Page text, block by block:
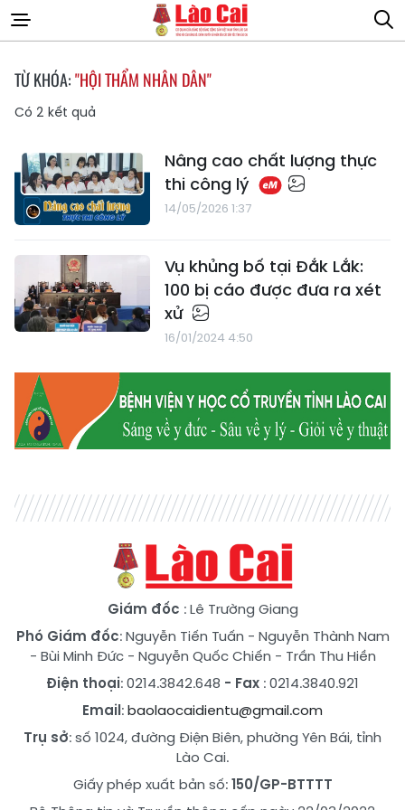
TỪ KHÓA:"HỘI THẨM NHÂN DÂN"
Có 2 kết quả
Nâng cao chất lượng thực
thi công lý
14/05/2026 1:37
Vụ khủng bố tại Đắk Lắk:
100 bị cáo được đưa ra xét
xử
16/01/2024 4:50
Giám đốc : Lê Trường Giang
Phó Giám đốc:Nguyễn Tiến Tuấn - Nguyễn Thành Nam
- Bùi Minh Đức- Nguyễn Quốc Chiến - Trần Thu Hiền
Điện thoại: 0214.3842.648 - Fax : 0214.3840.921
Email:baolaocaidientu@gmail.com
Trụ sở: số 1024, đường Điện Biên, phường Yên Bái, tỉnh
Lào Cai.
Giấy phép xuất bản số:150/GP-BTTTT